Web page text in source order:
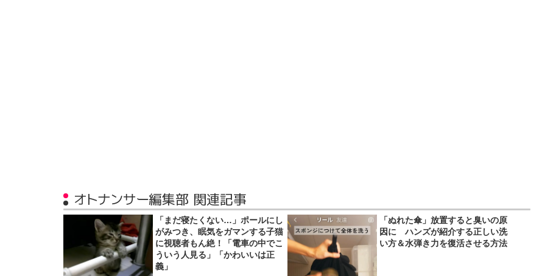
オトナンサー編集部 関連記事
「まだ寝たくない…」ポールにし
がみつき、眠気をガマンする子猫
に視聴者もん絶！「電車の中でこ
ういう人見る」「かわいいは正
義」
「ぬれた傘」放置すると臭いの原
因に ハンズが紹介する正しい洗
い方＆水弾き力を復活させる方法